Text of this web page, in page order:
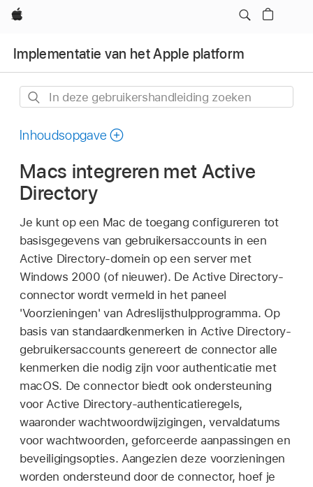
Apple
Implementatie van het Apple platform
In
gebruikershandleiding
Inhoudsopgave
Macs integreren met Active
Directory
Je kunt op een Mac de toegang configureren tot
basisgegevens van gebruikersaccounts in een
Active Directory-domein op een server met
Windows 2000 (of nieuwer). De Active Directory-
connector wordt vermeld in het paneel
'Voorzieningen' van Adreslijsthulpprogramma. Op
basis van standaardkenmerken in Active Directory-
gebruikersaccounts genereert de connector alle
kenmerken die nodig zijn voor authenticatie met
macOS. De connector biedt ook ondersteuning
voor Active Directory-authenticatieregels,
waaronder wachtwoordwijzigingen, vervaldatums
voor wachtwoorden, geforceerde aanpassingen en
beveiligingsopties. Aangezien deze voorzieningen
worden ondersteund door de connector, hoef je